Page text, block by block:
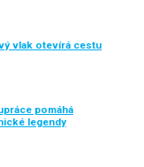
vlak otevírá cestu
pomáhá
legendy